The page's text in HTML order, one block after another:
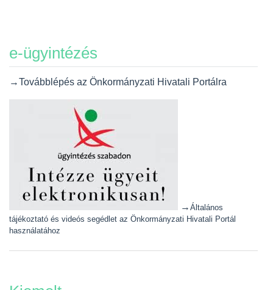
e-ügyintézés
→Továbblépés az Önkormányzati Hivatali Portálra
→ Általános
tájékoztató és videós segédlet az Önkormányzati Hivatali Portál
használatához